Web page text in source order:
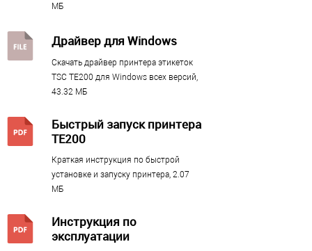
Печать с сервера
Принтер подключается для удаленной печати через сервер, через
стандартный драйвер.
Где используется
зонах отгрузки, в магазинах и во многих других местах. TE 200
также имеет хорошую совместимость почти со всеми
программами для автоматизации торговли.
Физические параметры
Габариты без упаковки (д/ш/в)
164 / 204 / 280
2400
Высота ?
?
Глубина ?
280
МБ
Драйвер для Windows
Скачать драйвер принтера этикеток
TSC TE200 для Windows всех версий,
43.32 МБ
Быстрый запуск принтера
TE200
Краткая инструкция по быстрой
установке и запуску принтера, 2.07
МБ
Инструкция по
эксплуатации